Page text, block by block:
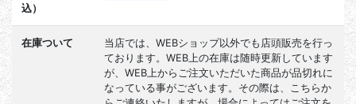
込）
在庫ついて
当店では、WEBショップ以外でも店頭販売を行っ
ております。WEB上の在庫は随時更新しています
が、WEB上からご注文いただいた商品が品切れに
なっている事がございます。その際は、こちらか